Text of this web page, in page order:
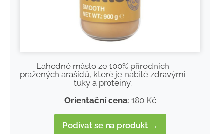
Lahodné máslo ze 100% přírodních
pražených arašídů, které je nabité zdravými
tuky a proteiny.
Orientační cena: 180 Kč
Podívat se na produkt →